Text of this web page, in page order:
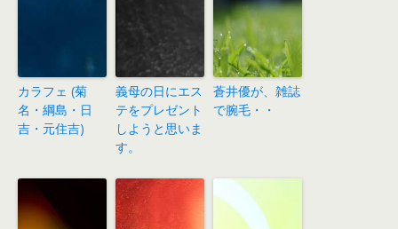
カラフェ (菊
名・綱島・日
吉・元住吉)
義母の日にエス
テをプレゼント
しようと思いま
す。
蒼井優が、雑誌
で腕毛・・